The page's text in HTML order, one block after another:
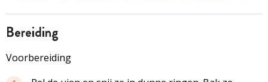
bereiding
Voorbereiding